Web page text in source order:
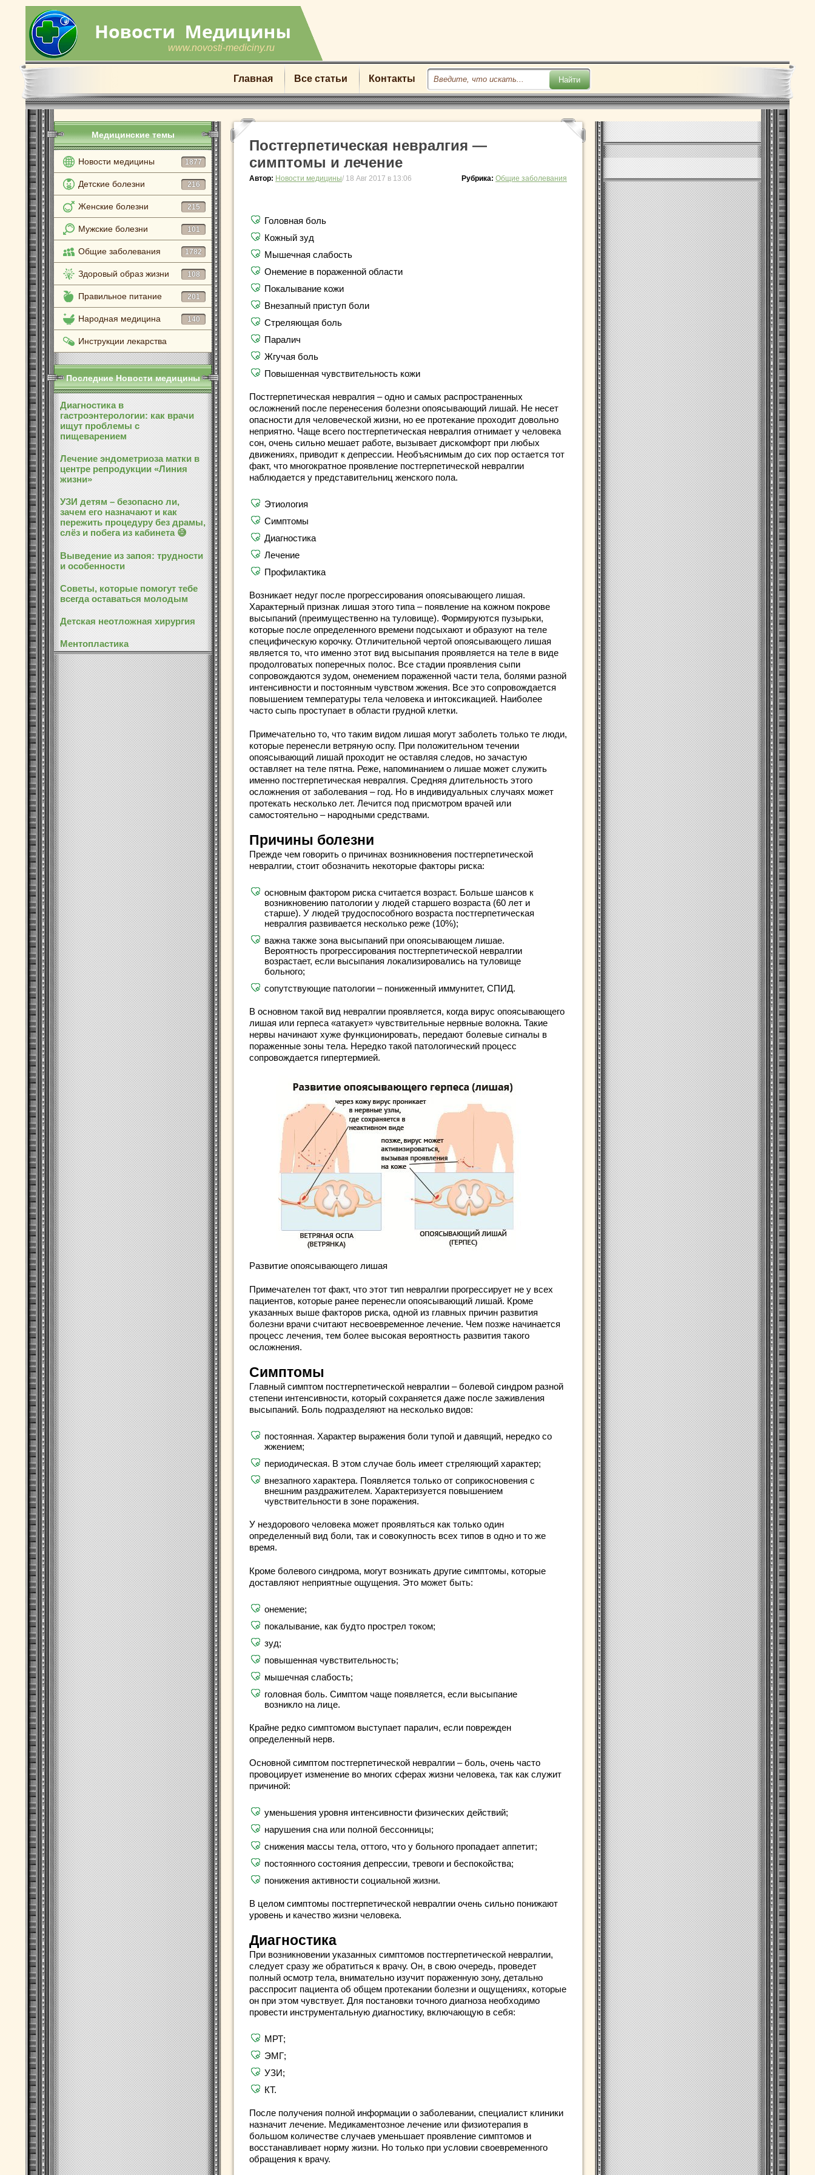
www.novosti-mediciny.ru
Главная Все статьи Контакты
Медицинские темы
Новости медицины 1877
Детские болезни 216
Женские болезни 215
Мужские болезни 101
Общие заболевания 1782
Здоровый образ жизни 108
Правильное питание 201
Народная медицина 140
Инструкции лекарства
Последние Новости медицины
Диагностика в
гастроэнтерологии: как врачи
ищут проблемы с
пищеварением
Лечение эндометриоза матки в
центре репродукции «Линия
жизни»
УЗИ детям – безопасно ли,
зачем его назначают и как
пережить процедуру без драмы,
слёз и побега из кабинета 😅
Выведение из запоя: трудности
и особенности
Советы, которые помогут тебе
всегда оставаться молодым
Детская неотложная хирургия
Ментопластика
Постгерпетическая невралгия —
симптомы и лечение
Автор: Новости медицины/ 18 Авг 2017 в 13:06 Рубрика: Общие заболевания
Головная боль
Кожный зуд
Мышечная слабость
Онемение в пораженной области
Покалывание кожи
Внезапный приступ боли
Стреляющая боль
Паралич
Жгучая боль
Повышенная чувствительность кожи
Постгерпетическая невралгия – одно и самых распространенных
осложнений после перенесения болезни опоясывающий лишай. Не несет
опасности для человеческой жизни, но ее протекание проходит довольно
неприятно. Чаще всего постгерпетическая невралгия отнимает у человека
сон, очень сильно мешает работе, вызывает дискомфорт при любых
движениях, приводит к депрессии. Необъяснимым до сих пор остается тот
факт, что многократное проявление постгерпетической невралгии
наблюдается у представительниц женского пола.
Этиология
Симптомы
Диагностика
Лечение
Профилактика
Возникает недуг после прогрессирования опоясывающего лишая.
Характерный признак лишая этого типа – появление на кожном покрове
высыпаний (преимущественно на туловище). Формируются пузырьки,
которые после определенного времени подсыхают и образуют на теле
специфическую корочку. Отличительной чертой опоясывающего лишая
является то, что именно этот вид высыпания проявляется на теле в виде
продолговатых поперечных полос. Все стадии проявления сыпи
сопровождаются зудом, онемением пораженной части тела, болями разной
интенсивности и постоянным чувством жжения. Все это сопровождается
повышением температуры тела человека и интоксикацией. Наиболее
часто сыпь проступает в области грудной клетки.
Примечательно то, что таким видом лишая могут заболеть только те люди,
которые перенесли ветряную оспу. При положительном течении
опоясывающий лишай проходит не оставляя следов, но зачастую
оставляет на теле пятна. Реже, напоминанием о лишае может служить
именно постгерпетическая невралгия. Средняя длительность этого
осложнения от заболевания – год. Но в индивидуальных случаях может
протекать несколько лет. Лечится под присмотром врачей или
самостоятельно – народными средствами.
Причины болезни
Прежде чем говорить о причинах возникновения постгерпетической
невралгии, стоит обозначить некоторые факторы риска:
основным фактором риска считается возраст. Больше шансов к
возникновению патологии у людей старшего возраста (60 лет и
старше). У людей трудоспособного возраста постгерпетическая
невралгия развивается несколько реже (10%);
важна также зона высыпаний при опоясывающем лишае.
Вероятность прогрессирования постгерпетической невралгии
возрастает, если высыпания локализировались на туловище
больного;
сопутствующие патологии – пониженный иммунитет, СПИД.
В основном такой вид невралгии проявляется, когда вирус опоясывающего
лишая или герпеса «атакует» чувствительные нервные волокна. Такие
нервы начинают хуже функционировать, передают болевые сигналы в
пораженные зоны тела. Нередко такой патологический процесс
сопровождается гипертермией.
Развитие опоясывающего лишая
Примечателен тот факт, что этот тип невралгии прогрессирует не у всех
пациентов, которые ранее перенесли опоясывающий лишай. Кроме
указанных выше факторов риска, одной из главных причин развития
болезни врачи считают несвоевременное лечение. Чем позже начинается
процесс лечения, тем более высокая вероятность развития такого
осложнения.
Симптомы
Главный симптом постгерпетической невралгии – болевой синдром разной
степени интенсивности, который сохраняется даже после заживления
высыпаний. Боль подразделяют на несколько видов:
постоянная. Характер выражения боли тупой и давящий, нередко со
жжением;
периодическая. В этом случае боль имеет стреляющий характер;
внезапного характера. Появляется только от соприкосновения с
внешним раздражителем. Характеризуется повышением
чувствительности в зоне поражения.
У нездорового человека может проявляться как только один
определенный вид боли, так и совокупность всех типов в одно и то же
время.
Кроме болевого синдрома, могут возникать другие симптомы, которые
доставляют неприятные ощущения. Это может быть:
онемение;
покалывание, как будто прострел током;
зуд;
повышенная чувствительность;
мышечная слабость;
головная боль. Симптом чаще появляется, если высыпание
возникло на лице.
Крайне редко симптомом выступает паралич, если поврежден
определенный нерв.
Основной симптом постгерпетической невралгии – боль, очень часто
провоцирует изменение во многих сферах жизни человека, так как служит
причиной:
уменьшения уровня интенсивности физических действий;
нарушения сна или полной бессонницы;
снижения массы тела, оттого, что у больного пропадает аппетит;
постоянного состояния депрессии, тревоги и беспокойства;
понижения активности социальной жизни.
В целом симптомы постгерпетической невралгии очень сильно понижают
уровень и качество жизни человека.
Диагностика
При возникновении указанных симптомов постгерпетической невралгии,
следует сразу же обратиться к врачу. Он, в свою очередь, проведет
полный осмотр тела, внимательно изучит пораженную зону, детально
расспросит пациента об общем протекании болезни и ощущениях, которые
он при этом чувствует. Для постановки точного диагноза необходимо
провести инструментальную диагностику, включающую в себя:
МРТ;
ЭМГ;
УЗИ;
КТ.
После получения полной информации о заболевании, специалист клиники
назначит лечение. Медикаментозное лечение или физиотерапия в
большом количестве случаев уменьшает проявление симптомов и
восстанавливает норму жизни. Но только при условии своевременного
обращения к врачу.